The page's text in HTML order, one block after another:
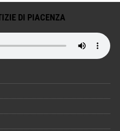
DI PIACENZA